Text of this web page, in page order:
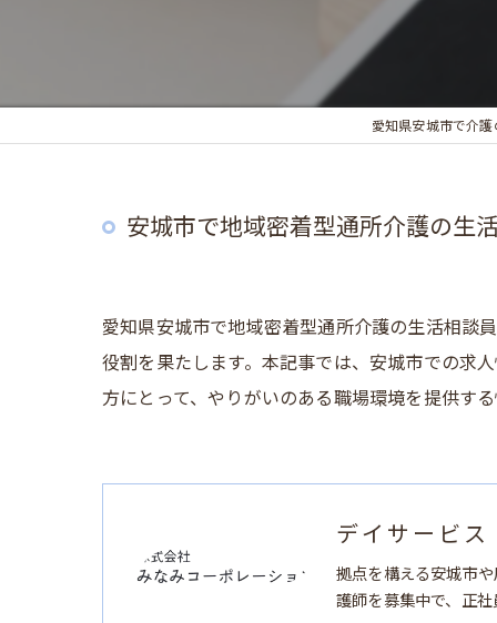
愛知県安城市で介
安城市で地域密着型通所介護の生
愛知県安城市で地域密着型通所介護の生活相談
役割を果たします。本記事では、安城市での求
方にとって、やりがいのある職場環境を提供す
デイサービ
拠点を構える安城市
護師を募集中で、正